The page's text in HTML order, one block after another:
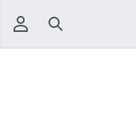
جستجو